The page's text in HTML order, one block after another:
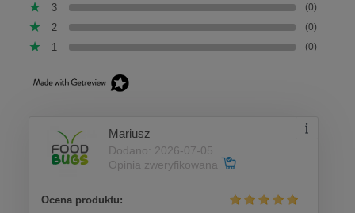
3 (0)
2 (0)
1 (0)
Mariusz
Dodano: 2026-07-05
Opinia zweryfikowana
Ocena produktu: